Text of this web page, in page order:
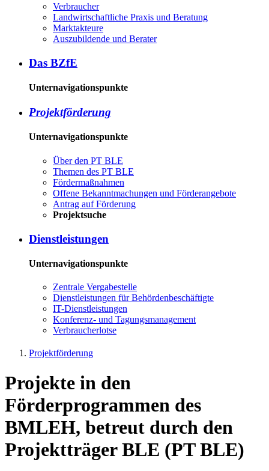
Ver­brau­cher
Land­wirtschaft­liche Pra­xis und Be­ra­tung
Mark­tak­teu­re
Aus­zu­bil­den­de und Be­ra­ter
Das BZ­fE
Unternavigationspunkte
Pro­jekt­för­de­rung
Unternavigationspunkte
Über den PT BLE
The­men des PT BLE
För­der­maß­nah­men
Of­fe­ne Be­kannt­ma­chun­gen und För­der­an­ge­bo­te
An­trag auf För­de­rung
Pro­jekt­su­che
Dienst­leis­tun­gen
Unternavigationspunkte
Zen­tra­le Ver­ga­be­stel­le
Dienst­leis­tun­gen für Be­hör­den­be­schäf­tig­te
IT-Dienst­leis­tun­gen
Kon­fe­renz- und Tagungs­management
Ver­brau­cher­lot­se
Projektförderung
Projekte in den
Förderprogrammen des
BMLEH, betreut durch den
Projektträger BLE (PT BLE)